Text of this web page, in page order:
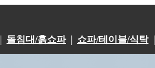
| 돌침대/흙쇼파 | 쇼파/테이블/식탁 |